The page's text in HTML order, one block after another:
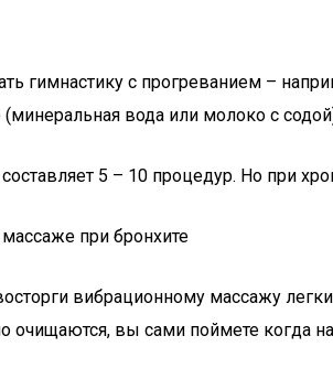
гимнастику с прогреванием –
вода или молоко с
5 – 10 процедур. Но при
при бронхите
вибрационному массажу
очищаются, вы сами поймете когда